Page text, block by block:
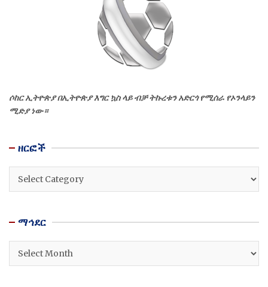
ሶከር ኢትዮጵያ በኢትዮጵያ እግር ኳስ ላይ ብቻ ትኩረቱን አድርጎ የሚሰራ የኦንላይን
ሚድያ ነው።
ዘርፎች
ዘርፎች
ማኅደር
ማኅደር